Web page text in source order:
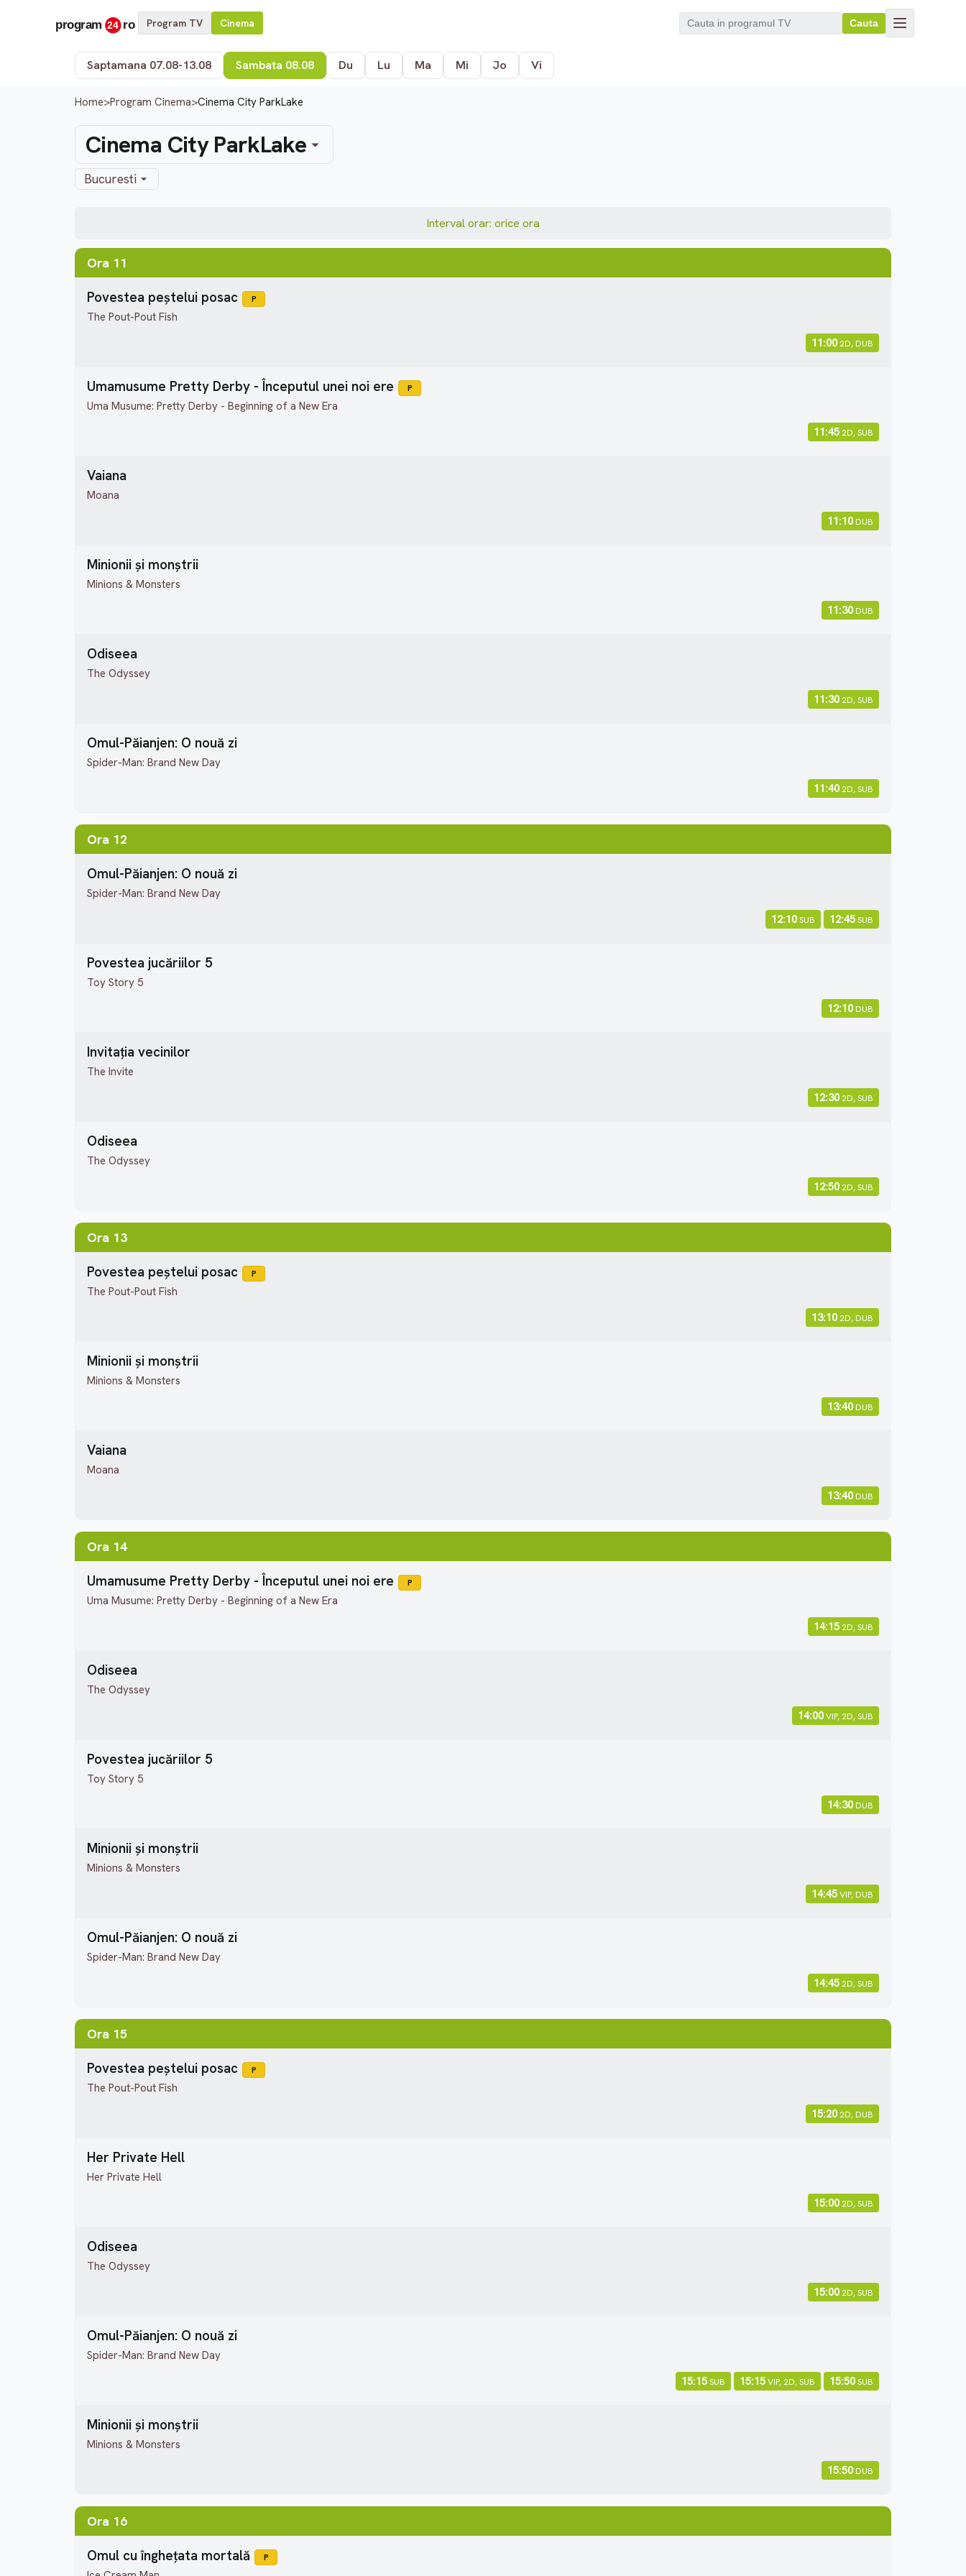
Program TV Cinema Cauta
Saptamana 07.08-13.08 Sambata 08.08 Du Lu Ma Mi Jo Vi
Home>Program Cinema>Cinema City ParkLake
Cinema City ParkLake
Bucuresti
Interval orar: orice ora
Ora 11
Povestea peștelui posac P
The Pout-Pout Fish
11:00 2D, DUB
Umamusume Pretty Derby - Începutul unei noi ere P
Uma Musume: Pretty Derby - Beginning of a New Era
11:45 2D, SUB
Vaiana
Moana
11:10DUB
Minionii și monștrii
Minions & Monsters
11:30DUB
Odiseea
The Odyssey
11:30 2D, SUB
Omul-Păianjen: O nouă zi
Spider-Man: Brand New Day
11:40 2D, SUB
Ora 12
Omul-Păianjen: O nouă zi
Spider-Man: Brand New Day
12:10SUB 12:45SUB
Povestea jucăriilor 5
Toy Story 5
12:10DUB
Invitația vecinilor
The Invite
12:30 2D, SUB
Odiseea
The Odyssey
12:50 2D, SUB
Ora 13
Povestea peștelui posac P
The Pout-Pout Fish
13:10 2D, DUB
Minionii și monștrii
Minions & Monsters
13:40DUB
Vaiana
Moana
13:40DUB
Ora 14
Umamusume Pretty Derby - Începutul unei noi ere P
Uma Musume: Pretty Derby - Beginning of a New Era
14:15 2D, SUB
Odiseea
The Odyssey
14:00VIP, 2D, SUB
Povestea jucăriilor 5
Toy Story 5
14:30DUB
Minionii și monștrii
Minions & Monsters
14:45VIP, DUB
Omul-Păianjen: O nouă zi
Spider-Man: Brand New Day
14:45 2D, SUB
Ora 15
Povestea peștelui posac P
The Pout-Pout Fish
15:20 2D, DUB
Her Private Hell
Her Private Hell
15:00 2D, SUB
Odiseea
The Odyssey
15:00 2D, SUB
Omul-Păianjen: O nouă zi
Spider-Man: Brand New Day
15:15SUB 15:15VIP, 2D, SUB 15:50SUB
Minionii și monștrii
Minions & Monsters
15:50DUB
Ora 16
Omul cu înghețata mortală P